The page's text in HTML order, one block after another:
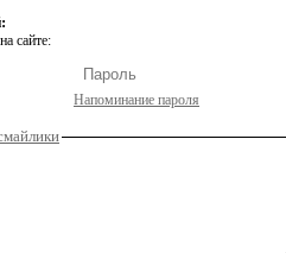
сайте:
Напоминание пароля